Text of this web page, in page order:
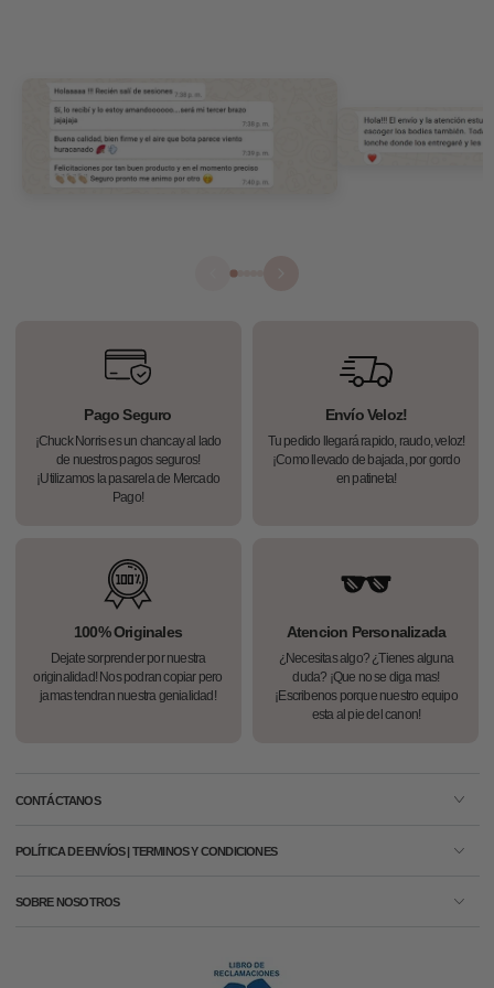
Pago Seguro
¡Chuck Norris es un chancay al lado
de nuestros pagos seguros!
¡Utilizamos la pasarela de Mercado
Pago!
Envío Veloz!
Tu pedido llegará rapido, raudo, veloz!
¡Como llevado de bajada, por gordo
en patineta!
100% Originales
Dejate sorprender por nuestra
originalidad! Nos podran copiar pero
jamas tendran nuestra genialidad!
Atencion Personalizada
¿Necesitas algo? ¿Tienes alguna
duda? ¡Que no se diga mas!
¡Escribenos porque nuestro equipo
esta al pie del canon!
CONTÁCTANOS
POLÍTICA DE ENVÍOS | TERMINOS Y CONDICIONES
SOBRE NOSOTROS